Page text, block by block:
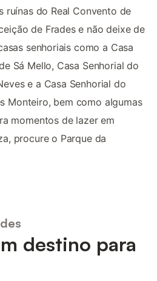
ruínas do Real Convento de
de Frades e não deixe de
senhoriais como a Casa
Sá Mello, Casa Senhorial do
e a Casa Senhorial do
Monteiro, bem como algumas
momentos de lazer em
procure o Parque da
destino para